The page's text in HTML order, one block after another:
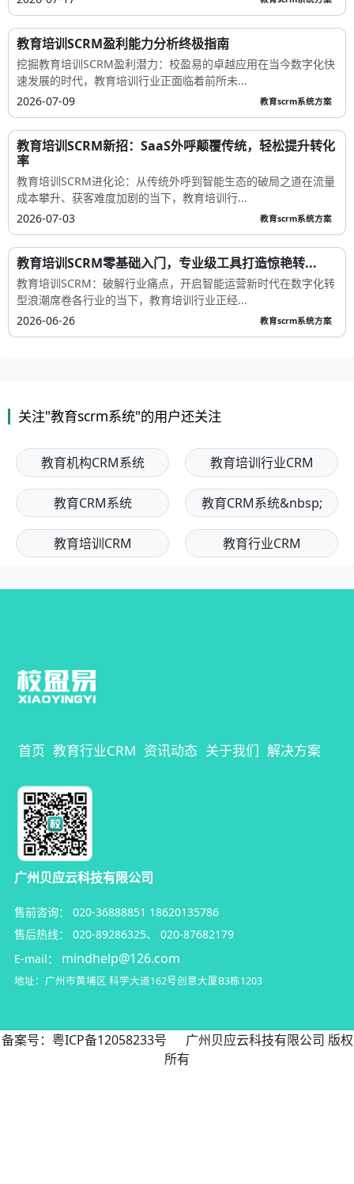
教育培训SCRM盈利能力分析终极指南
挖掘教育培训SCRM盈利潜力：校盈易的卓越应用在当今数字化快
速发展的时代，教育培训行业正面临着前所未...
2026-07-09
教育scrm系统方案
教育培训SCRM新招：SaaS外呼颠覆传统，轻松提升转化
率
教育培训SCRM进化论：从传统外呼到智能生态的破局之道在流量
成本攀升、获客难度加剧的当下，教育培训行...
2026-07-03
教育scrm系统方案
教育培训SCRM零基础入门，专业级工具打造惊艳转...
教育培训SCRM：破解行业痛点，开启智能运营新时代在数字化转
型浪潮席卷各行业的当下，教育培训行业正经...
2026-06-26
教育scrm系统方案
关注"教育scrm系统"的用户还关注
教育机构CRM系统 教育培训行业CRM
教育CRM系统 教育CRM系统&nbsp;
教育培训CRM 教育行业CRM
首页 教育行业CRM 资讯动态 关于我们 解决方案
广州贝应云科技有限公司
售前咨询： 020-36888851 18620135786
售后热线：
020-89286325、 020-87682179
E-mail：
mindhelp@126.com
地址：广州市黄埔区 科学大道162号创意大厦B3栋1203
备案号： 粤ICP备12058233号 广州贝应云科技有限公司 版权
所有